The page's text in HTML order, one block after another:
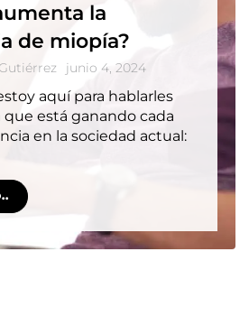
la
de miopía?
junio 4, 2024
aquí para hablarles
está ganando cada
en la sociedad actual: